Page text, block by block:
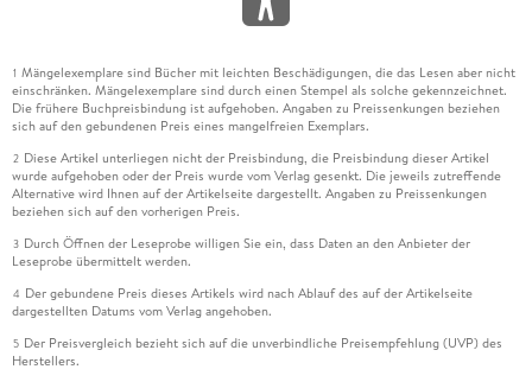
1 Mängelexemplare sind Bücher mit leichten Beschädigungen, die das Lesen aber nicht
einschränken. Mängelexemplare sind durch einen Stempel als solche gekennzeichnet.
Die frühere Buchpreisbindung ist aufgehoben. Angaben zu Preissenkungen beziehen
sich auf den gebundenen Preis eines mangelfreien Exemplars.
2 Diese Artikel unterliegen nicht der Preisbindung, die Preisbindung dieser Artikel
wurde aufgehoben oder der Preis wurde vom Verlag gesenkt. Die jeweils zutreffende
Alternative wird Ihnen auf der Artikelseite dargestellt. Angaben zu Preissenkungen
beziehen sich auf den vorherigen Preis.
3 Durch Öffnen der Leseprobe willigen Sie ein, dass Daten an den Anbieter der
Leseprobe übermittelt werden.
4 Der gebundene Preis dieses Artikels wird nach Ablauf des auf der Artikelseite
dargestellten Datums vom Verlag angehoben.
5 Der Preisvergleich bezieht sich auf die unverbindliche Preisempfehlung (UVP) des
Herstellers.